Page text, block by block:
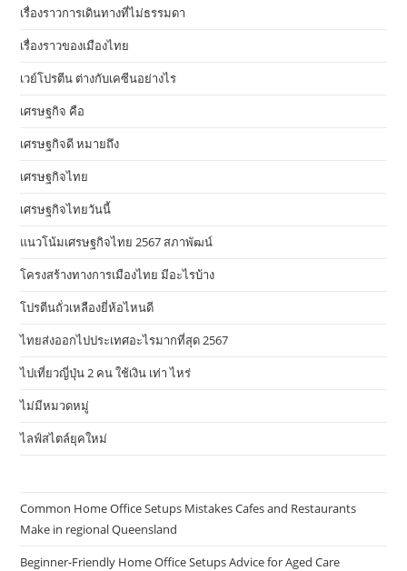
เรื่องราวการเดินทางที่ไม่ธรรมดา
เรื่องราวของเมืองไทย
เวย์โปรตีน ต่างกับเคซีนอย่างไร
เศรษฐกิจ คือ
เศรษฐกิจดี หมายถึง
เศรษฐกิจไทย
เศรษฐกิจไทยวันนี้
แนวโน้มเศรษฐกิจไทย 2567 สภาพัฒน์
โครงสร้างทางการเมืองไทย มีอะไรบ้าง
โปรตีนถั่วเหลืองยี่ห้อไหนดี
ไทยส่งออกไปประเทศอะไรมากที่สุด 2567
ไปเที่ยวญี่ปุ่น 2 คน ใช้เงิน เท่า ไหร่
ไม่มีหมวดหมู่
ไลฟ์สไตล์ยุคใหม่
Common Home Office Setups Mistakes Cafes and Restaurants
Make in regional Queensland
Beginner-Friendly Home Office Setups Advice for Aged Care